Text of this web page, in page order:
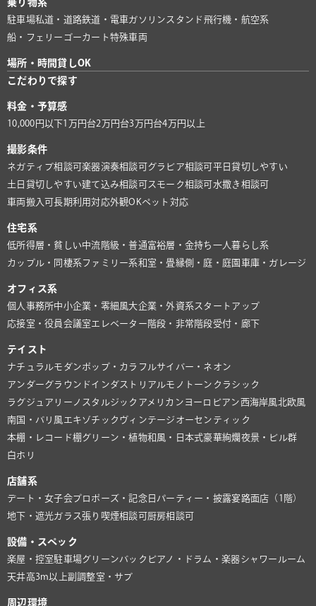
乗り物系
駐車場私道・道路鉄道・電車 ガソリンスタンド 飛行機・航空系
船・フェリー ゴーカート特殊車両
場所・時間貸しOK
こだわりで探す
料金・予算感
10,000円以下1万円台2万円台3万円台4万円以上
撮影条件
ネガティブ相談可楽器演奏相談可 グラビア相談可 平日貸切しやすい
土日貸切しやすい建て込み相談可 スモーク相談可 水撒き相談可
車両搬入可長期利用対応外観OKペット対応
住宅系
低所得層・貧しい中流階級・普通富裕層・金持ち 一人暮らし系
カップル・同棲系ファミリー系和室・畳縁側・庭・庭園 車庫・ガレージ
オフィス系
個人事務所中小企業・零細風大企業・外資系スタートアップ
応接室・役員会議室 エレベーター 階段・非常階段受付・廊下
テイスト
ナチュラルモダンポップ・カラフルサイバー・ネオン
アンダーグラウンド インダストリアルモノトーン クラシック
ラグジュアリー ノスタルジック アメリカン ヨーロピアン 西海岸風北欧風
南国・バリ風 エキゾチック ヴィンテージ オーセンティック
本棚・レコード棚グリーン・植物和風・日本式豪華絢爛夜景・ビル群
白ホリ
店舗系
デート・女子会プロポーズ・記念日 パーティー・披露宴路面店（1階）
地下・遮光ガラス張り 喫煙相談可 厨房相談可
設備・スペック
楽屋・控室駐車場グリーンバック ピアノ・ドラム・楽器シャワールーム
天井高3m以上副調整室・サブ
周辺環境